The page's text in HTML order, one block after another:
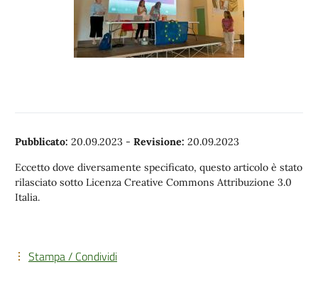
Pubblicato: 20.09.2023 - Revisione: 20.09.2023
Eccetto dove diversamente specificato, questo articolo è stato
rilasciato sotto Licenza Creative Commons Attribuzione 3.0
Italia.
Stampa / Condividi